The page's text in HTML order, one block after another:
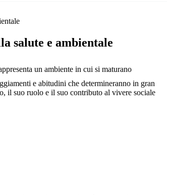
salute e ambientale
un ambiente in cui si maturano
e abitudini che determineranno in gran
il suo ruolo e il suo contributo al vivere sociale